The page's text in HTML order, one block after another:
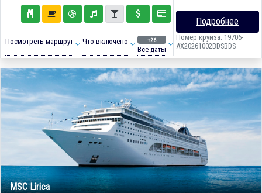
Посмотреть маршрут Что включено +26
Все даты
Подробнее
Номер круиза: 19706-
AX20261002BDSBDS
MSC Lirica